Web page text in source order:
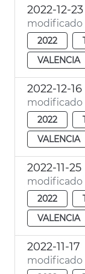
2022-12-23
modificado
2022
VALENCIA
2022-12-16
modificado
2022
VALENCIA
2022-11-25
modificado
2022
VALENCIA
2022-11-17
modificado